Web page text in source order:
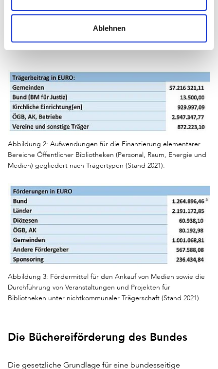
Ablehnen
Bibliothekswesen somit jährlich 67.381.681,19 Euro zur
Verfügung. Dies entspricht in etwa 7,50 Euro pro
Einwohnerin beziehungsweise Einwohner.
Abbildung 2: Aufwendungen für die Finanzierung elementarer
Bereiche Öffentlicher Bibliotheken (Personal, Raum, Energie und
Medien) gegliedert nach Trägertypen (Stand 2021).
Abbildung 3: Fördermittel für den Ankauf von Medien sowie die
Durchführung von Veranstaltungen und Projekten für
Bibliotheken unter nichtkommunaler Trägerschaft (Stand 2021).
Die Büchereiförderung des Bundes
Die gesetzliche Grundlage für eine bundesseitige